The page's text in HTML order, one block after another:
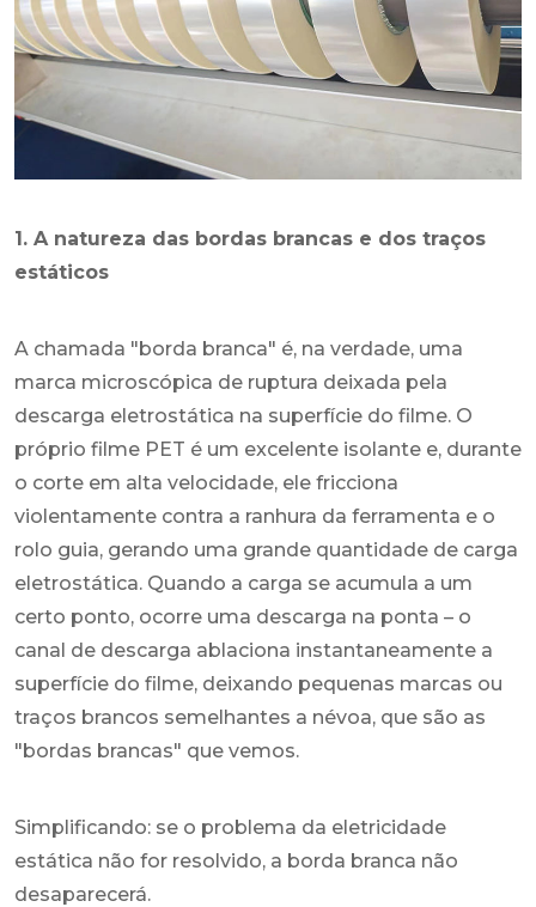
1. A natureza das bordas brancas e dos traços
estáticos
A chamada "borda branca" é, na verdade, uma
marca microscópica de ruptura deixada pela
descarga eletrostática na superfície do filme. O
próprio filme PET é um excelente isolante e, durante
o corte em alta velocidade, ele fricciona
violentamente contra a ranhura da ferramenta e o
rolo guia, gerando uma grande quantidade de carga
eletrostática. Quando a carga se acumula a um
certo ponto, ocorre uma descarga na ponta – o
canal de descarga ablaciona instantaneamente a
superfície do filme, deixando pequenas marcas ou
traços brancos semelhantes a névoa, que são as
"bordas brancas" que vemos.
Simplificando: se o problema da eletricidade
estática não for resolvido, a borda branca não
desaparecerá.